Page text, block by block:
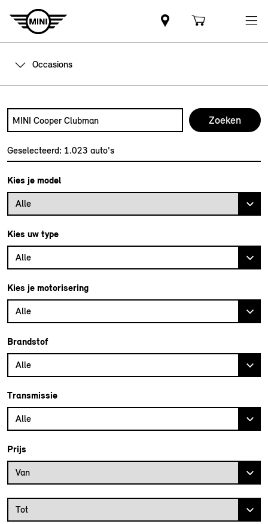
Occasions
Zoek naar een automodel, bijvoorbeeld MINI Cooper
Geselecteerd: 1.023 auto's
Kies je model
Alle
Kies uw type
Alle
Kies je motorisering
Alle
Brandstof
Alle
Transmissie
Alle
Prijs
Prijs vanaf
Van
Prijs tot
Tot